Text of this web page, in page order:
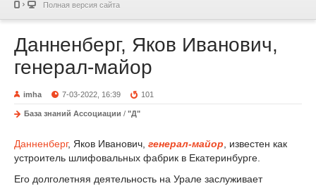
Полная версия сайта
Данненберг, Яков Иванович,
генерал-майор
imha 7-03-2022, 16:39 101
База знаний Ассоциации / "Д"
Данненберг, Яков Иванович, генерал-майор , известен как
устроитель шлифовальных фабрик в Екатеринбурге.
Его долголетняя деятельность на Урале заслуживает